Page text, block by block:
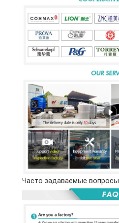
Часто задаваемые вопросы